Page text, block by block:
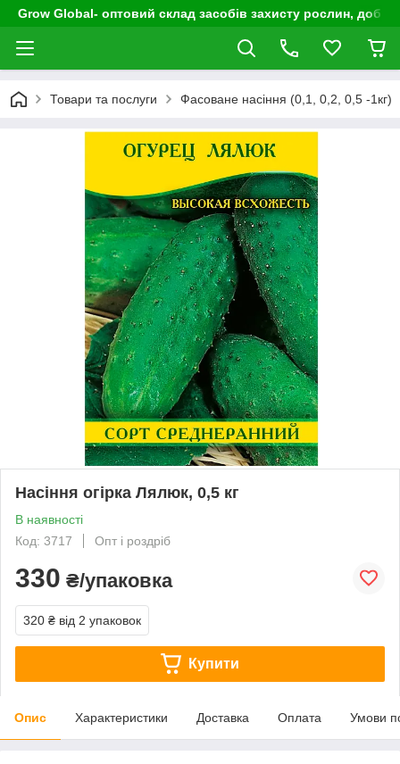
Grow Global- оптовий склад засобів захисту рослин,
Товари та послуги Фасоване насіння (0,1, 0,2, 0,5 -1кг)
Насіння огірка Лялюк, 0,5 кг
В наявності
Код: 3717
Опт і роздріб
330 ₴/упаковка
320 ₴ від 2 упаковок
Купити
Опис Характеристики Доставка Оплата Умови